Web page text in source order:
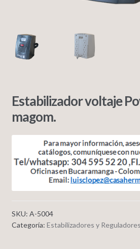
Estabilizador voltaje
magom.
SKU: A-5004
Categoría: Estabilizadores y Reguladores